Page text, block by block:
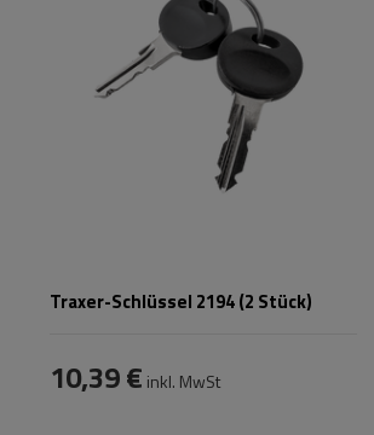
Traxer-Schlüssel 2194 (2 Stück)
10,39 € inkl. MwSt